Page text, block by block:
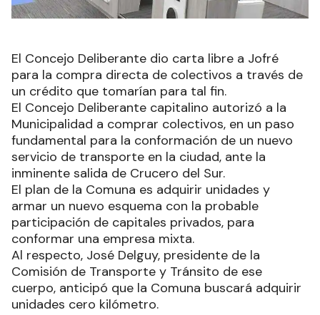
El Concejo Deliberante dio carta libre a Jofré
para la compra directa de colectivos a través de
un crédito que tomarían para tal fin.
El Concejo Deliberante capitalino autorizó a la
Municipalidad a comprar colectivos, en un paso
fundamental para la conformación de un nuevo
servicio de transporte en la ciudad, ante la
inminente salida de Crucero del Sur.
El plan de la Comuna es adquirir unidades y
armar un nuevo esquema con la probable
participación de capitales privados, para
conformar una empresa mixta.
Al respecto, José Delguy, presidente de la
Comisión de Transporte y Tránsito de ese
cuerpo, anticipó que la Comuna buscará adquirir
unidades cero kilómetro.